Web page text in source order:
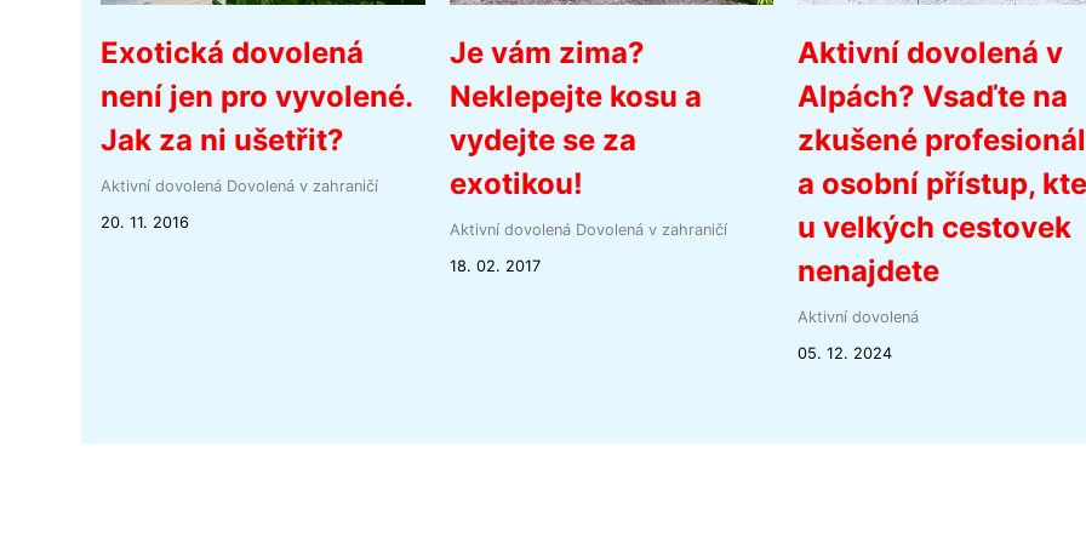
Exotická dovolená
není jen pro vyvolené.
Jak za ni ušetřit?
Aktivní dovolená Dovolená v zahraničí
20. 11. 2016
Je vám zima?
Neklepejte kosu a
vydejte se za
exotikou!
Aktivní dovolená Dovolená v zahraničí
18. 02. 2017
Aktivní dovolená v
Alpách? Vsaďte na
zkušené
a osobní přístup,
u velkých cestovek
nenajdete
Aktivní dovolená
05. 12. 2024